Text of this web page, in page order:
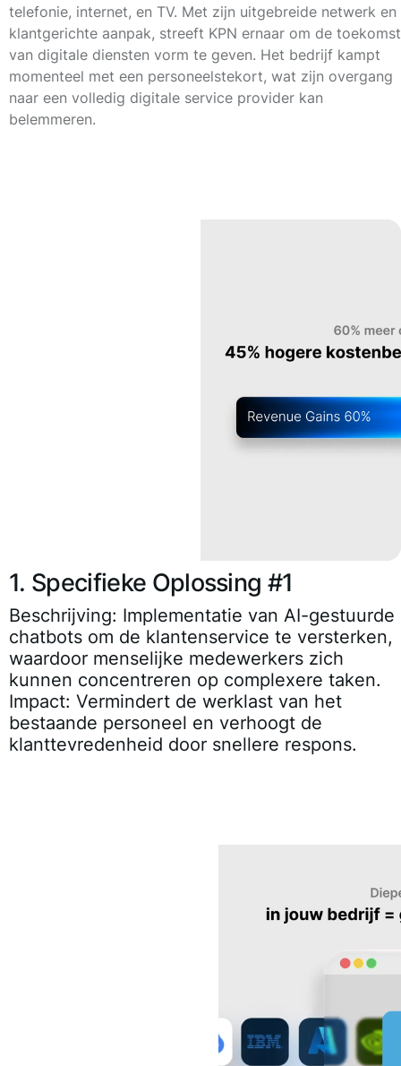
telefonie, internet, en TV. Met zijn uitgebreide netwerk en
klantgerichte aanpak, streeft KPN ernaar om de toekomst
van digitale diensten vorm te geven. Het bedrijf kampt
momenteel met een personeelstekort, wat zijn overgang
naar een volledig digitale service provider kan
belemmeren.
1. Specifieke Oplossing #1
Beschrijving: Implementatie van AI-gestuurde
chatbots om de klantenservice te versterken,
waardoor menselijke medewerkers zich
kunnen concentreren op complexere taken.
Impact: Vermindert de werklast van het
bestaande personeel en verhoogt de
klanttevredenheid door snellere respons.